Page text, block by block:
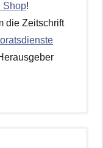
Shop!
die Zeitschrift